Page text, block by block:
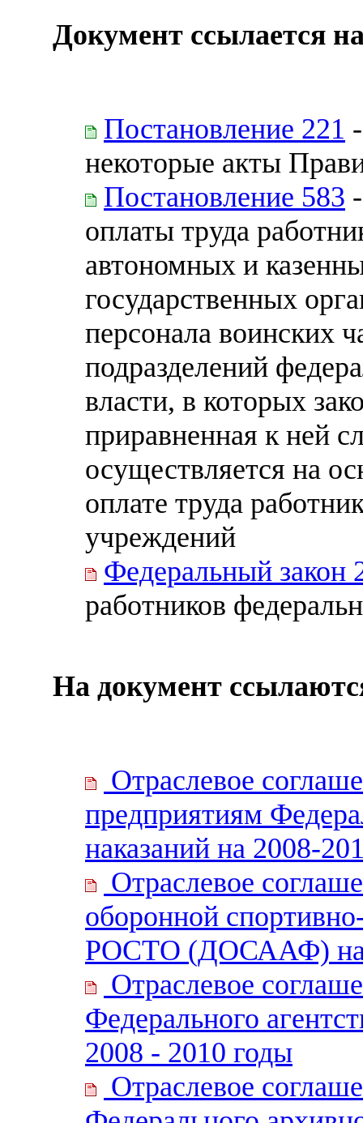
Документ ссылается
Постановление 221
некоторые акты
Постановление 583
оплаты труда
автономных и
государственных
персонала воинских
подразделений
власти, в которых
приравненная к ней
осуществляется на
оплате труда
учреждений
Федеральный закон
работников
На документ
Отраслевое
предприятиям
наказаний на 2008-
Отраслевое
оборонной
РОСТО (ДОСААФ) на
Отраслевое
Федерального
2008 - 2010 годы
Отраслевое